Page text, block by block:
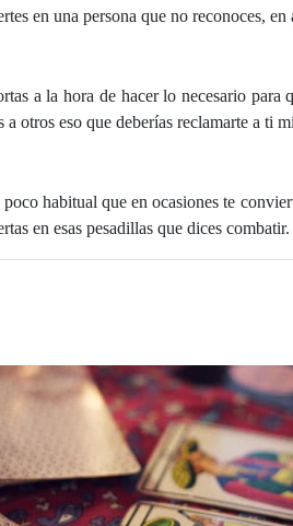
en una persona que no reconoces,
a la hora de hacer lo necesario para
otros eso que deberías reclamarte a ti
habitual que en ocasiones te
en esas pesadillas que dices combatir.